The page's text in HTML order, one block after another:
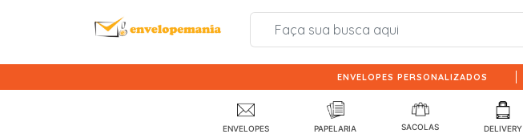
ENVELOPES PERSONALIZADOS
ENVELOPES PAPELARIA SACOLAS DELIVERY